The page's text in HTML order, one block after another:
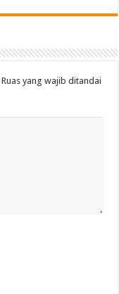
Ruas yang wajib ditandai